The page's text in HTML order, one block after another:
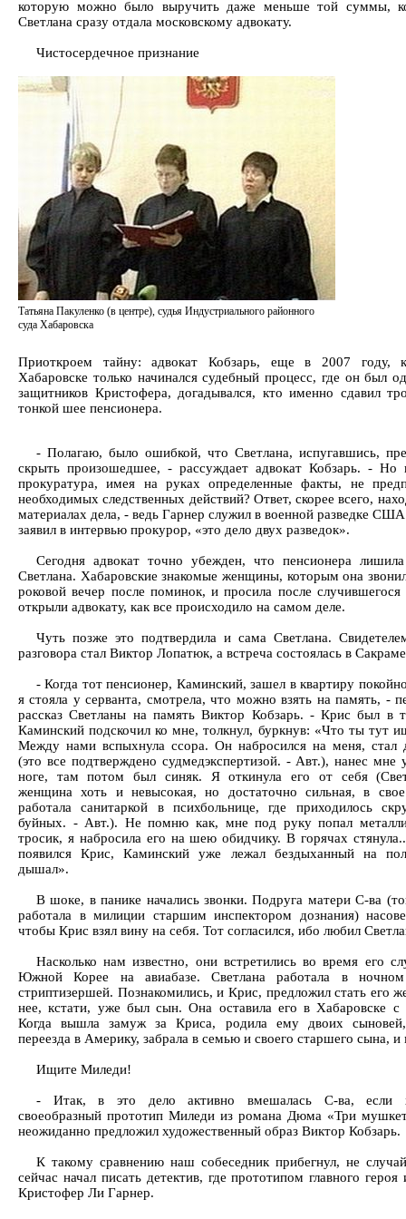
которую можно было выручить даже меньше той суммы,
Светлана сразу отдала московскому адвокату.
Чистосердечное признание
Татьяна Пакуленко (в центре), судья Индустриального районного
суда Хабаровска
Приоткроем тайну: адвокат Кобзарь, еще в 2007 году,
Хабаровске только начинался судебный процесс, где он был
защитников Кристофера, догадывался, кто именно сдавил
тонкой шее пенсионера.
- Полагаю, было ошибкой, что Светлана, испугавшись,
скрыть произошедшее, - рассуждает адвокат Кобзарь. - Но
прокуратура, имея на руках определенные факты, не
необходимых следственных действий? Ответ, скорее всего,
материалах дела, - ведь Гарнер служил в военной разведке
заявил в интервью прокурор, «это дело двух разведок».
Сегодня адвокат точно убежден, что пенсионера
Светлана. Хабаровские знакомые женщины, которым она
роковой вечер после поминок, и просила после случившегося
открыли адвокату, как все происходило на самом деле.
Чуть позже это подтвердила и сама Светлана.
разговора стал Виктор Лопатюк, а встреча состоялась в
- Когда тот пенсионер, Каминский, зашел в квартиру
я стояла у серванта, смотрела, что можно взять на память, -
рассказ Светланы на память Виктор Кобзарь. - Крис был в
Каминский подскочил ко мне, толкнул, буркнув: «Что ты тут
Между нами вспыхнула ссора. Он набросился на меня, стал
(это все подтверждено судмедэкспертизой. - Авт.), нанес мне
ноге, там потом был синяк. Я откинула его от себя
женщина хоть и невысокая, но достаточно сильная, в
работала санитаркой в психбольнице, где приходилось
буйных. - Авт.). Не помню как, мне под руку попал
тросик, я набросила его на шею обидчику. В горячах
появился Крис, Каминский уже лежал бездыханный на
дышал».
В шоке, в панике начались звонки. Подруга матери С-ва
работала в милиции старшим инспектором дознания)
чтобы Крис взял вину на себя. Тот согласился, ибо любил
Насколько нам известно, они встретились во время его
Южной Корее на авиабазе. Светлана работала в
стриптизершей. Познакомились, и Крис, предложил стать его
нее, кстати, уже был сын. Она оставила его в Хабаровске
Когда вышла замуж за Криса, родила ему двоих
переезда в Америку, забрала в семью и своего старшего сына, и
Ищите Миледи!
- Итак, в это дело активно вмешалась С-ва, если
своеобразный прототип Миледи из романа Дюма «Три
неожиданно предложил художественный образ Виктор Кобзарь.
К такому сравнению наш собеседник прибегнул, не
сейчас начал писать детектив, где прототипом главного героя
Кристофер Ли Гарнер.